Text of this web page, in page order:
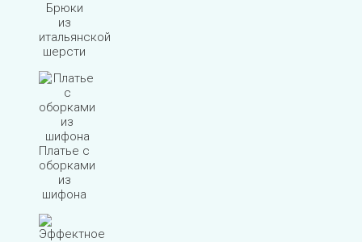
Брюки
из
итальянской
шерсти
Платье с
оборками
из
шифона